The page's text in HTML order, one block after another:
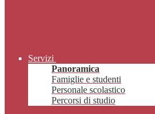
Servizi
Panoramica
Famiglie e studenti
Personale scolastico
Percorsi di studio